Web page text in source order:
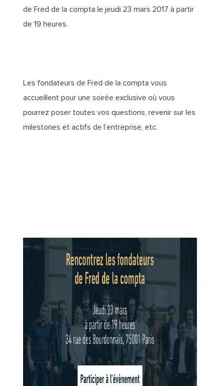
de Fred de la compta le jeudi 23 mars 2017 à partir
de 19 heures.
Les fondateurs de Fred de la compta vous
accueillent pour une soirée exclusive où vous
pourrez poser toutes vos questions, revenir sur les
milestones et actifs de l’entreprise, etc.